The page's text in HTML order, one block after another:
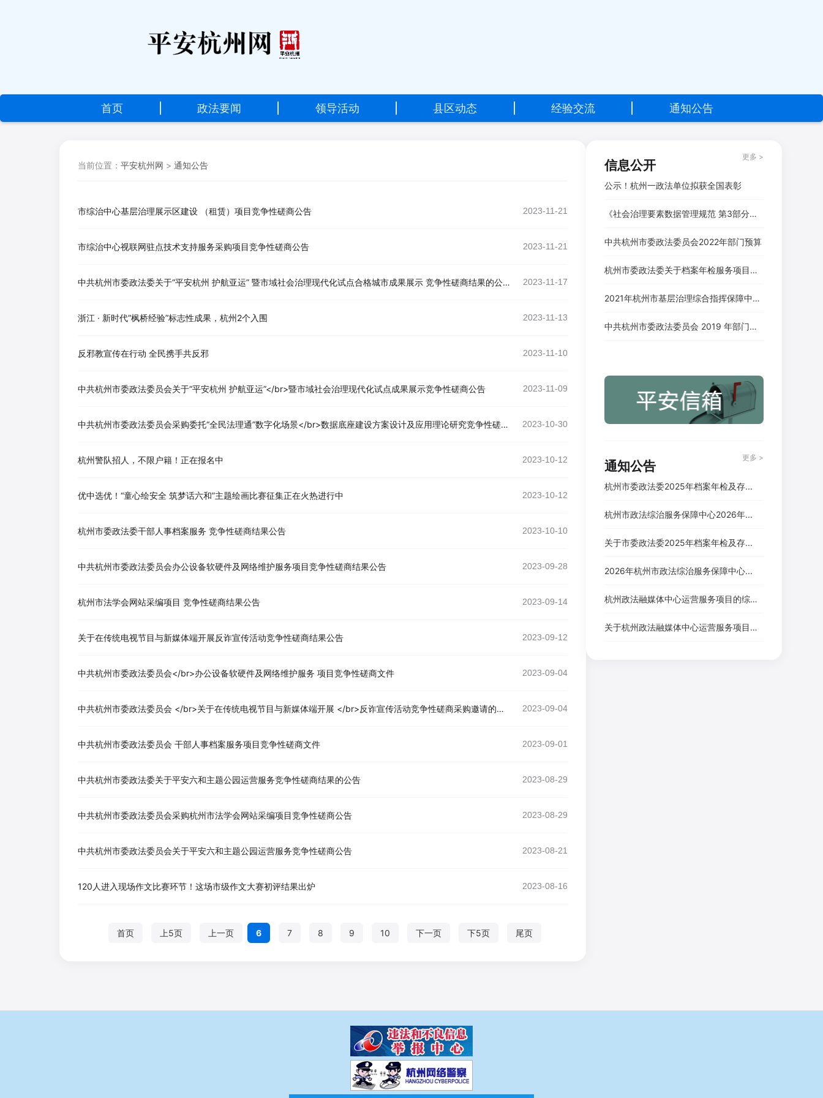
首
页
首页 政法要闻 领导活动 县区动态 经验交流 通知公告
当前位置： 平安杭州网 > 通知公告
市综治中心基层治理展示区建设 （租赁）项目竞争性磋商公告 2023-11-21
市综治中心视联网驻点技术支持服务采购项目竞争性磋商公告 2023-11-21
中共杭州市委政法委关于“平安杭州 护航亚运” 暨市域社会治理现代化试点合格城市成果展示 竞争性磋商结果的公告 2023-11-17
浙江 · 新时代“枫桥经验”标志性成果，杭州2个入围 2023-11-13
反邪教宣传在行动 全民携手共反邪 2023-11-10
中共杭州市委政法委员会关于“平安杭州 护航亚运”</br>暨市域社会治理现代化试点成果展示竞争性磋商公告 2023-11-09
中共杭州市委政法委员会采购委托“全民法理通”数字化场景</br>数据底座建设方案设计及应用理论研究竞争性磋商公告 2023-10-30
杭州警队招人，不限户籍！正在报名中 2023-10-12
优中选优！“童心绘安全 筑梦话六和”主题绘画比赛征集正在火热进行中 2023-10-12
杭州市委政法委干部人事档案服务 竞争性磋商结果公告 2023-10-10
中共杭州市委政法委员会办公设备软硬件及网络维护服务项目竞争性磋商结果公告 2023-09-28
杭州市法学会网站采编项目 竞争性磋商结果公告 2023-09-14
关于在传统电视节目与新媒体端开展反诈宣传活动竞争性磋商结果公告 2023-09-12
中共杭州市委政法委员会</br>办公设备软硬件及网络维护服务 项目竞争性磋商文件 2023-09-04
中共杭州市委政法委员会 </br>关于在传统电视节目与新媒体端开展 </br>反诈宣传活动竞争性磋商采购邀请的公告 2023-09-04
中共杭州市委政法委员会 干部人事档案服务项目竞争性磋商文件 2023-09-01
中共杭州市委政法委关于平安六和主题公园运营服务竞争性磋商结果的公告 2023-08-29
中共杭州市委政法委员会采购杭州市法学会网站采编项目竞争性磋商公告 2023-08-29
中共杭州市委政法委员会关于平安六和主题公园运营服务竞争性磋商公告 2023-08-21
120人进入现场作文比赛环节！这场市级作文大赛初评结果出炉 2023-08-16
首页 上5页 上一页 6 7 8 9 10 下一页 下5页 尾页
信息公开
更多 >
公示！杭州一政法单位拟获全国表彰
《社会治理要素数据管理规范 第3部分：市场主体和社会组织》等三项杭州市地方标准顺利通过专家评审
中共杭州市委政法委员会2022年部门预算
杭州市委政法委关于档案年检服务项目竞争性磋商邀请公告
2021年杭州市基层治理综合指挥保障中心</br> 公开招聘专技岗位人员成绩公示
中共杭州市委政法委员会 2019 年部门决算
通知公告
更多 >
杭州市委政法委2025年档案年检及存...
杭州市政法综治服务保障中心2026年...
关于市委政法委2025年档案年检及存...
2026年杭州市政法综治服务保障中心...
杭州政法融媒体中心运营服务项目的综合...
关于杭州政法融媒体中心运营服务项目的...